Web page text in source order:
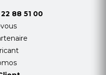
88 51 00